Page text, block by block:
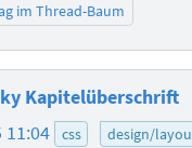
im Thread-Baum
Kapitelüberschrift
11:04 css design/